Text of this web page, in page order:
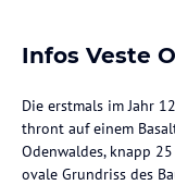
Infos Veste
Die erstmals im Jahr
thront auf einem
Odenwaldes, knapp
ovale Grundriss des